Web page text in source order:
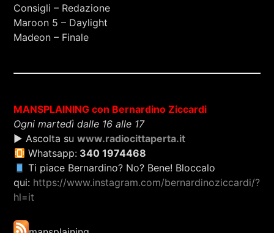
+393401974468
Consigli – Redazione
Maroon 5 – Daylight
Madeon – Finale
MANSPLAINING con Bernardino Ziccardi
Ogni martedì dalle 16 alle 17
▶ Ascolta suwww.radiocittaperta.it
Whatsapp:340 1974468
Ti piace Bernardino? No? Bene! Bloccalo
qui: https://www.instagram.com/bernardinoziccardi/?
hl=it